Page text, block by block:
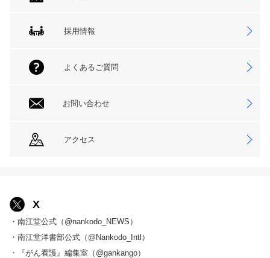
採用情報
よくあるご質問
お問い合わせ
アクセス
X
・南江堂公式（@nankodo_NEWS）
・南江堂洋書部公式（@Nankodo_Intl）
・『がん看護』編集室（@gankango）